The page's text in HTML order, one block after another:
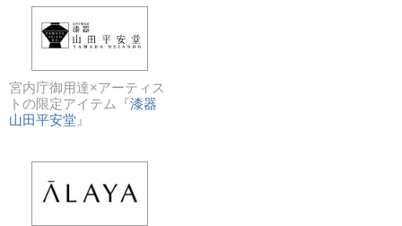
宮内庁御用達×アーティス
トの限定アイテム『漆器
山田平安堂 』